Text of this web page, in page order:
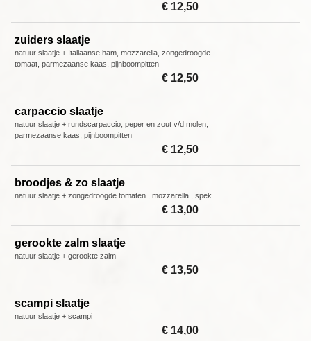
€ 12,50
zuiders slaatje
natuur slaatje + Italiaanse ham, mozzarella, zongedroogde
tomaat, parmezaanse kaas, pijnboompitten
€ 12,50
carpaccio slaatje
natuur slaatje + rundscarpaccio, peper en zout v/d molen,
parmezaanse kaas, pijnboompitten
€ 12,50
broodjes & zo slaatje
natuur slaatje + zongedroogde tomaten , mozzarella , spek
€ 13,00
gerookte zalm slaatje
natuur slaatje + gerookte zalm
€ 13,50
scampi slaatje
natuur slaatje + scampi
€ 14,00